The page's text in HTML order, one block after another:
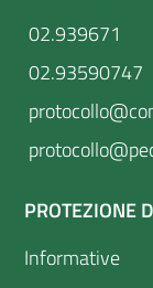
02.939671
02.93590747
PROTEZIONE
Informative